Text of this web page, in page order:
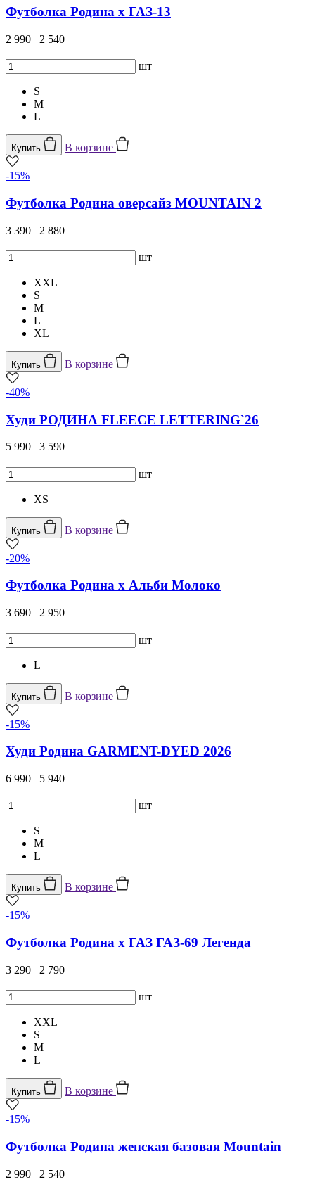
Футболка Родина x ГАЗ-13
2 990 2 540
шт
S
M
L
Купить В корзине
-15%
Футболка Родина оверсайз MOUNTAIN 2
3 390 2 880
шт
XXL
S
M
L
XL
Купить В корзине
-40%
Худи РОДИНА FLEECE LETTERING`26
5 990 3 590
шт
XS
Купить В корзине
-20%
Футболка Родина х Альби Молоко
3 690 2 950
шт
L
Купить В корзине
-15%
Худи Родина GARMENT-DYED 2026
6 990 5 940
шт
S
M
L
Купить В корзине
-15%
Футболка Родина x ГАЗ ГАЗ-69 Легенда
3 290 2 790
шт
XXL
S
M
L
Купить В корзине
-15%
Футболка Родина женская базовая Mountain
2 990 2 540